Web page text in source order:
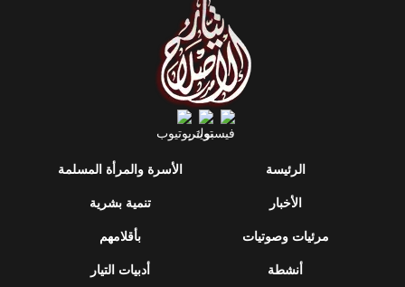
الرئيسة
الأخبار
مرئيات وصوتيات
أنشطة
الأسرة والمرأة المسلمة
تنمية بشرية
بأقلامهم
أدبيات التيار